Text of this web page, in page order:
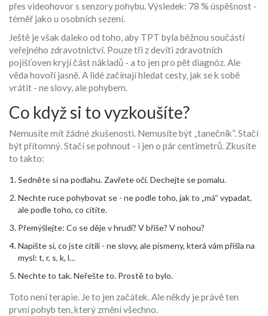
přes videohovor s senzory pohybu. Výsledek: 78 % úspěšnost -
téměř jako u osobních sezení.
Ještě je však daleko od toho, aby TPT byla běžnou součástí
veřejného zdravotnictví. Pouze tři z devíti zdravotních
pojišťoven kryjí část nákladů - a to jen pro pět diagnóz. Ale
věda hovoří jasně. A lidé začínají hledat cesty, jak se k sobě
vrátit - ne slovy, ale pohybem.
Co když si to vyzkoušíte?
Nemusíte mít žádné zkušenosti. Nemusíte být „tanečník“. Stačí
být přítomný. Stačí se pohnout - i jen o pár centimetrů. Zkusíte
to takto:
Sedněte si na podlahu. Zavřete oči. Dechejte se pomalu.
Nechte ruce pohybovat se - ne podle toho, jak to „má“ vypadat,
ale podle toho, co cítíte.
Přemýšlejte: Co se děje v hrudi? V břiše? V nohou?
Napište si, co jste cítili - ne slovy, ale písmeny, která vám přišla na
mysl: t, r, s, k, l…
Nechte to tak. Neřešte to. Prostě to bylo.
Toto není terapie. Je to jen začátek. Ale někdy je právě ten
první pohyb ten, který změní všechno.